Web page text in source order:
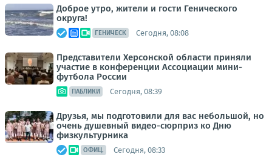
Доброе утро, жители и гости Генического
округа!
ГЕНИЧЕСК Сегодня, 08:08
Представители Херсонской области приняли
участие в конференции Ассоциации мини-
футбола России
ПАБЛИКИ Сегодня, 08:39
Друзья, мы подготовили для вас небольшой, но
очень душевный видео-сюрприз ко Дню
физкультурника
ОФИЦ. Сегодня, 08:33